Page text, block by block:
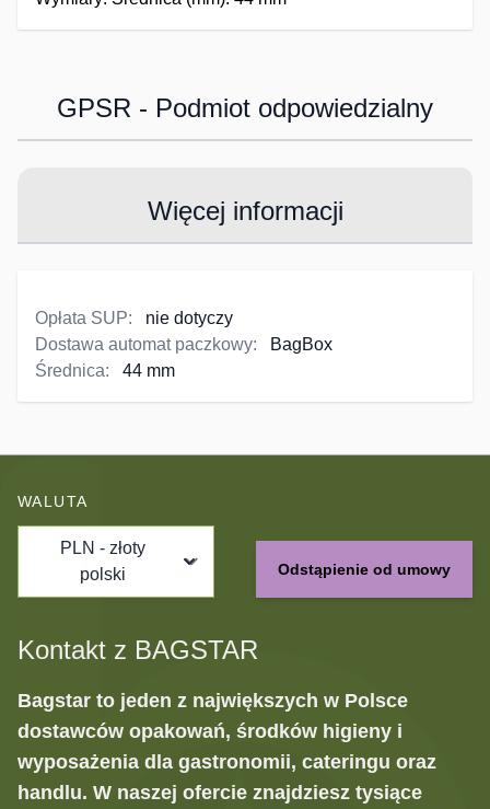
Więcej informacji
GPSR - Podmiot odpowiedzialny
Opłata SUP:
nie dotyczy
Dostawa automat paczkowy:
BagBox
Średnica:
44 mm
WALUTA
PLN - złoty
polski
Odstąpienie od umowy
Kontakt z BAGSTAR
Bagstar to jeden z największych w Polsce
dostawców opakowań, środków higieny i
wyposażenia dla gastronomii, cateringu oraz
handlu. W naszej ofercie znajdziesz tysiące